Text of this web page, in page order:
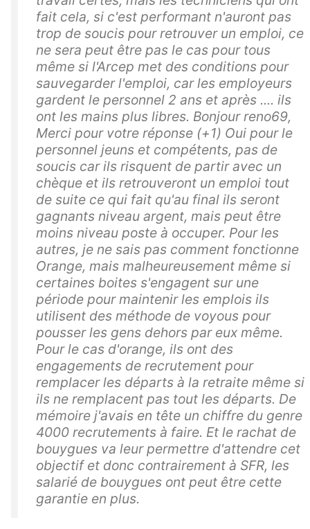
fait cela, si c'est performant n'auront pas
trop de soucis pour retrouver un emploi, ce
ne sera peut être pas le cas pour tous
même si l'Arcep met des conditions pour
sauvegarder l'emploi, car les employeurs
gardent le personnel 2 ans et après .... ils
ont les mains plus libres. Bonjour reno69,
Merci pour votre réponse (+1) Oui pour le
personnel jeuns et compétents, pas de
soucis car ils risquent de partir avec un
chèque et ils retrouveront un emploi tout
de suite ce qui fait qu'au final ils seront
gagnants niveau argent, mais peut être
moins niveau poste à occuper. Pour les
autres, je ne sais pas comment fonctionne
Orange, mais malheureusement même si
certaines boites s'engagent sur une
période pour maintenir les emplois ils
utilisent des méthode de voyous pour
pousser les gens dehors par eux même.
Pour le cas d'orange, ils ont des
engagements de recrutement pour
remplacer les départs à la retraite même si
ils ne remplacent pas tout les départs. De
mémoire j'avais en tête un chiffre du genre
4000 recrutements à faire. Et le rachat de
bouygues va leur permettre d'attendre cet
objectif et donc contrairement à SFR, les
salarié de bouygues ont peut être cette
garantie en plus.